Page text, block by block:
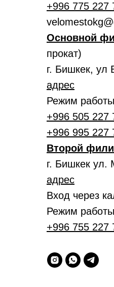
+996 775 227
Основной
прокат)
г. Бишкек, ул
адрес
Режим
+996 505 227
+996 995 227
Второй
г. Бишкек ул.
адрес
Вход через
Режим
+996 755 227